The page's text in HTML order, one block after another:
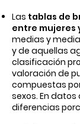
Las tablas de
entre mujeres
medias y
y de aquellas
clasificación
valoración de
compuestas
sexos. En
diferencias